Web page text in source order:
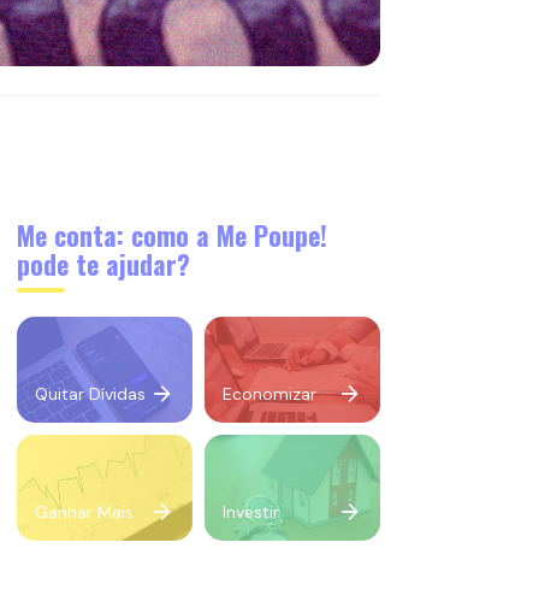
Me conta: como a Me Poupe!
pode te ajudar?
Quitar Dívidas Economizar
Ganhar Mais Investir